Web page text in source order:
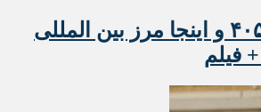
امروز ۶ مرداد ۴۰۵ و اینجا مرز بین المللی
فیلم